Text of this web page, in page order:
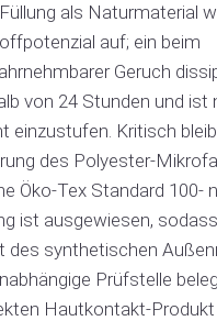
als Naturmaterial
auf; ein beim
Geruch
von 24 Stunden und ist
einzustufen. Kritisch
des Polyester-
Öko-Tex Standard 100-
ist ausgewiesen,
des synthetischen
Prüfstelle
Hautkontakt-